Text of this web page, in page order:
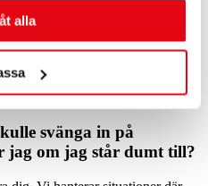
alla
inte startar hemma på
hemma på uppfarten, vid
få igång bilen, och om det
svänga in på
jag om jag står dumt till?